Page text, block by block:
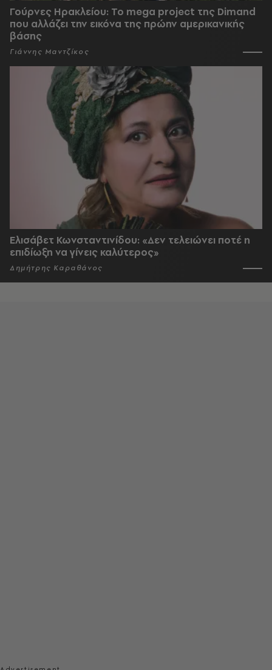
Γούρνες Ηρακλείου: To mega project της Dimand
που αλλάζει την εικόνα της πρώην αμερικανικής
βάσης
Γιάννης Μαντζίκος
Ελισάβετ Κωνσταντινίδου: «Δεν τελειώνει ποτέ η
επιδίωξη να γίνεις καλύτερος»
Δημήτρης Καραθάνος